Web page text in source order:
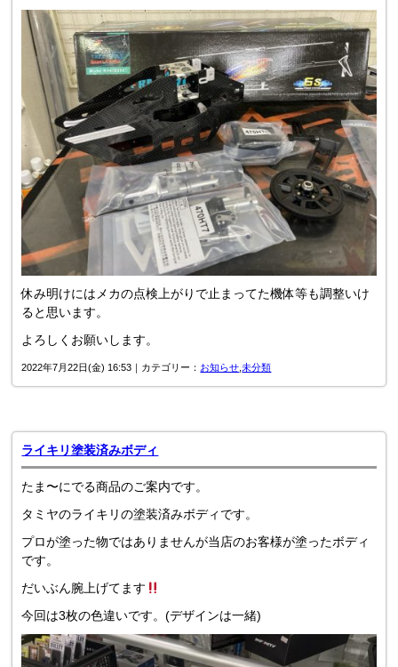
休み明けにはメカの点検上がりで止まってた機体等も調整いけ
ると思います。
よろしくお願いします。
2022年7月22日(金) 16:53｜カテゴリー： お知らせ,未分類
ライキリ塗装済みボディ
たま〜にでる商品のご案内です。
タミヤのライキリの塗装済みボディです。
プロが塗った物ではありませんが当店のお客様が塗ったボディ
です。
だいぶん腕上げてます
今回は3枚の色違いです。(デザインは一緒)